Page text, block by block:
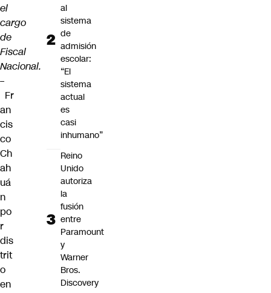
el
cargo
de
Fiscal
Nacional.
–
Fr
an
cis
co
Ch
ah
uá
n
po
r
dis
trit
o
en
al
sistema
de
admisión
escolar:
“El
sistema
actual
es
casi
inhumano”
Reino
Unido
autoriza
la
fusión
entre
Paramount
y
Warner
Bros.
Discovery